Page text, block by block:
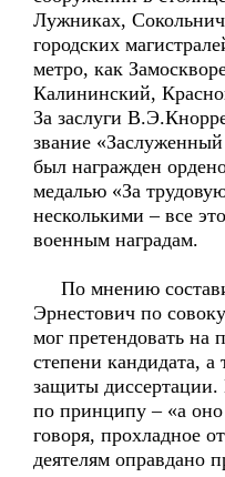
Лужниках,
городских
метро, как
Калининский,
За заслуги
звание
был награжден
медалью «За
несколькими – все
военным наградам.
По мнению
Эрнестович по
мог претендовать на
степени кандидата, а
защиты
по принципу – «а
говоря, прохладное
деятелям оправдано